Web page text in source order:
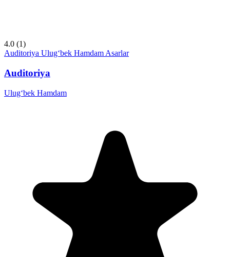
4.0 (1)
Auditoriya Ulug‘bek HamdamAsarlar
Auditoriya
Ulug‘bek Hamdam